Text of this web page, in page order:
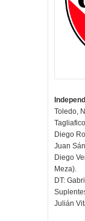
Toledo,
Diego
Juan
Diego
Meza).
DT:
Julián